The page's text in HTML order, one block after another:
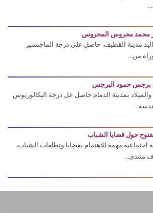
محمد محروس المحروس
مدينة القطيف. حاصل على درجة الماجستير
من...
برجس حمود البرجس
والميلاد بمدينة الدمام حاصل عل درجة البكالوريوس
حول قضايا الشباب
اجتماعية مهمة للاهتمام بقضايا وتطلعات الشباب،
منتدى...